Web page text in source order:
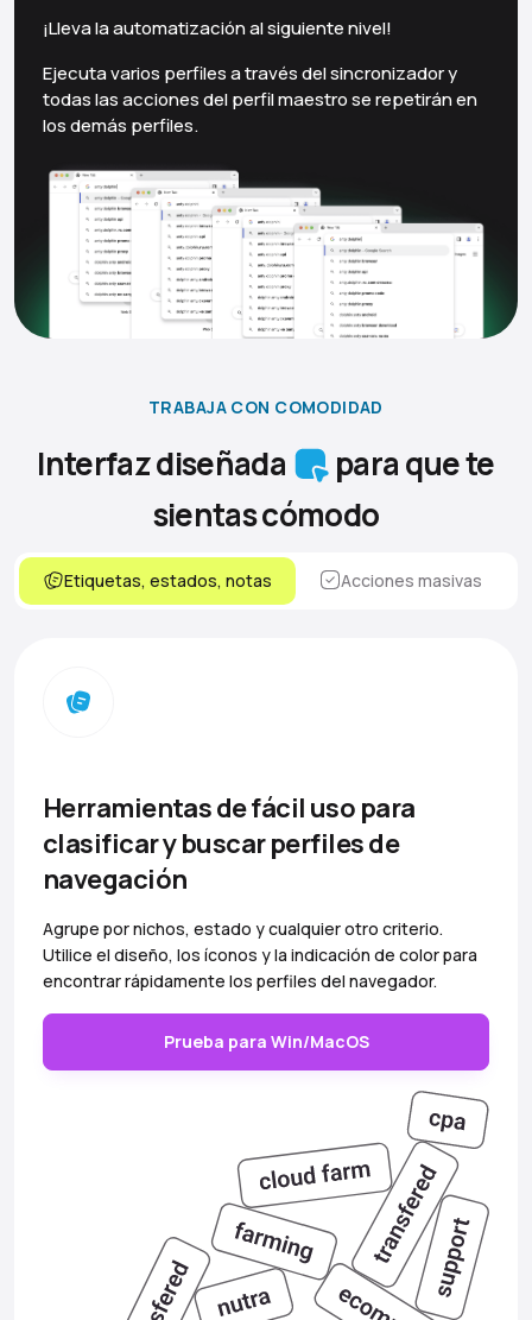
¡Lleva la automatización al siguiente nivel!
Ejecuta varios perfiles a través del sincronizador y
todas las acciones del perfil maestro se repetirán en
los demás perfiles.
TRABAJA CON COMODIDAD
Interfaz diseñada
para que te
sientas cómodo
Etiquetas, estados, notas Acciones masivas
Herramientas de fácil uso para
clasificar y buscar perfiles de
navegación
Agrupe por nichos, estado y cualquier otro criterio.
Utilice el diseño, los íconos y la indicación de color para
encontrar rápidamente los perfiles del navegador.
Prueba para Win/MacOS